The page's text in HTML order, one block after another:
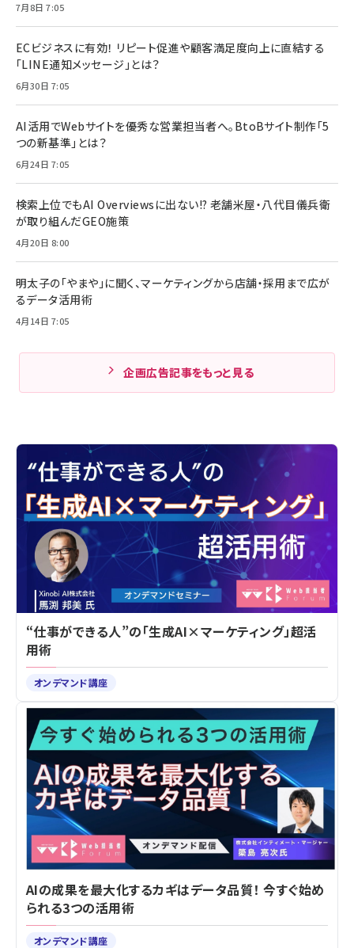
7月8日 7:05
ECビジネスに有効！ リピート促進や顧客満足度向上に直結する
「LINE通知メッセージ」とは？
6月30日 7:05
AI活用でWebサイトを優秀な営業担当者へ。BtoBサイト制作「5
つの新基準」とは？
6月24日 7:05
検索上位でもAI Overviewsに出ない!? 老舗米屋・八代目儀兵衛
が取り組んだGEO施策
4月20日 8:00
明太子の「やまや」に聞く、マーケティングから店舗・採用まで広が
るデータ活用術
4月14日 7:05
企画広告記事をもっと見る
“仕事ができる人”の「生成AI×マーケティング」超活
用術
オンデマンド講座
AIの成果を最大化するカギはデータ品質！ 今すぐ始め
られる3つの活用術
オンデマンド講座